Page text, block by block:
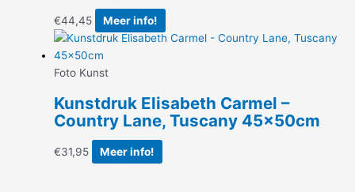
€44,45 Meer info!
Foto Kunst
Kunstdruk Elisabeth Carmel –
Country Lane, Tuscany 45x50cm
€31,95 Meer info!